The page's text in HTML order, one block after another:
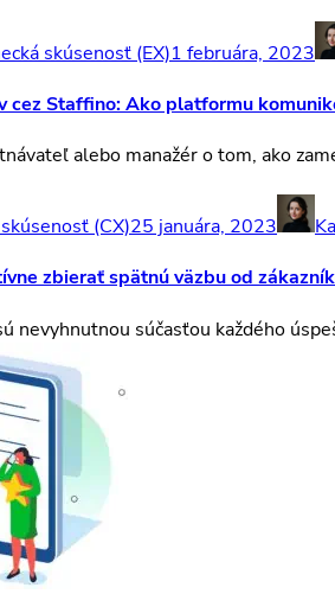
skúsenosť (EX)1 februára, 2023
cez Staffino: Ako platformu
alebo manažér o tom, ako
(CX)25 januára, 2023
zbierať spätnú väzbu od
nevyhnutnou súčasťou každého